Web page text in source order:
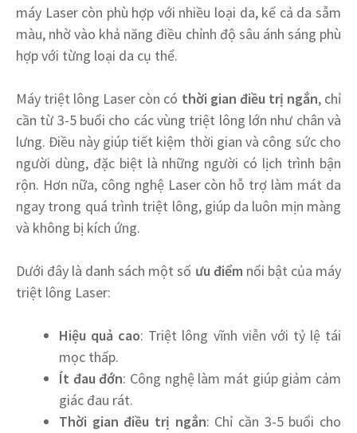
máy Laser còn phù hợp với nhiều loại da, kể cả da sẫm
màu, nhờ vào khả năng điều chỉnh độ sâu ánh sáng phù
hợp với từng loại da cụ thể.
Máy triệt lông Laser còn có thời gian điều trị ngắn, chỉ
cần từ 3-5 buổi cho các vùng triệt lông lớn như chân và
lưng. Điều này giúp tiết kiệm thời gian và công sức cho
người dùng, đặc biệt là những người có lịch trình bận
rộn. Hơn nữa, công nghệ Laser còn hỗ trợ làm mát da
ngay trong quá trình triệt lông, giúp da luôn mịn màng
và không bị kích ứng.
Dưới đây là danh sách một số ưu điểm nổi bật của máy
triệt lông Laser:
Hiệu quả cao: Triệt lông vĩnh viễn với tỷ lệ tái
mọc thấp.
Ít đau đớn: Công nghệ làm mát giúp giảm cảm
giác đau rát.
Thời gian điều trị ngắn: Chỉ cần 3-5 buổi cho